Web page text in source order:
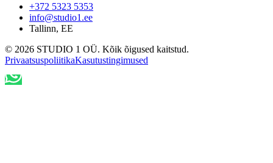
+372 5323 5353
info@studio1.ee
Tallinn, EE
© 2026 STUDIO 1 OÜ. Kõik õigused kaitstud.
PrivaatsuspoliitikaKasutustingimused